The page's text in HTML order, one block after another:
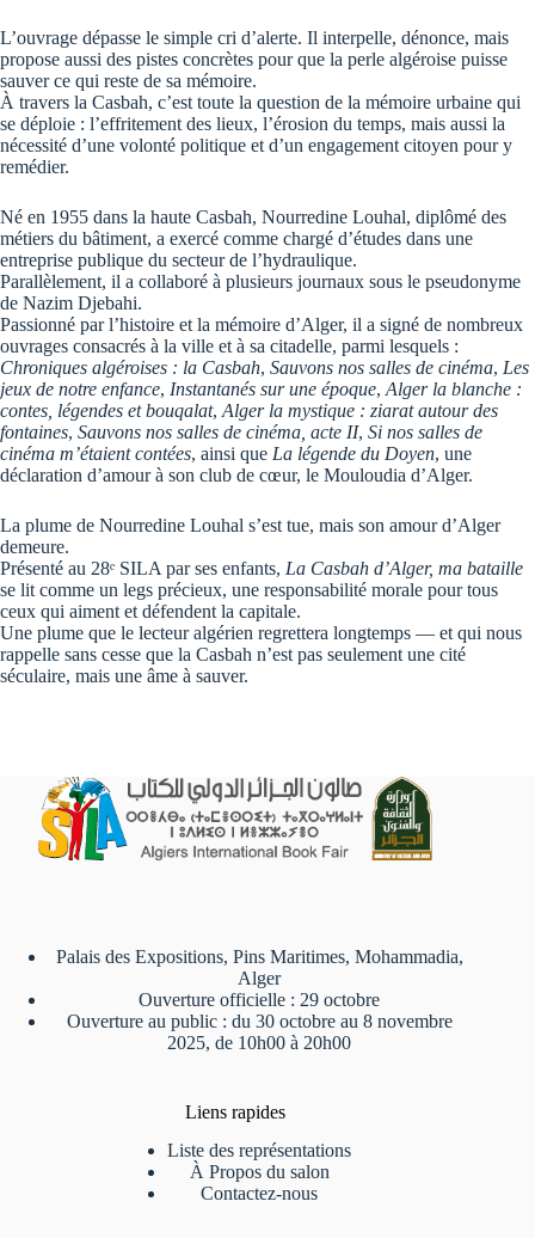
L’ouvrage dépasse le simple cri d’alerte. Il interpelle, dénonce, mais
propose aussi des pistes concrètes pour que la perle algéroise puisse
sauver ce qui reste de sa mémoire.
À travers la Casbah, c’est toute la question de la mémoire urbaine qui
se déploie : l’effritement des lieux, l’érosion du temps, mais aussi la
nécessité d’une volonté politique et d’un engagement citoyen pour y
remédier.
Né en 1955 dans la haute Casbah, Nourredine Louhal, diplômé des
métiers du bâtiment, a exercé comme chargé d’études dans une
entreprise publique du secteur de l’hydraulique.
Parallèlement, il a collaboré à plusieurs journaux sous le pseudonyme
de Nazim Djebahi.
Passionné par l’histoire et la mémoire d’Alger, il a signé de nombreux
ouvrages consacrés à la ville et à sa citadelle, parmi lesquels :
Chroniques algéroises : la Casbah, Sauvons nos salles de cinéma, Les
jeux de notre enfance, Instantanés sur une époque, Alger la blanche :
contes, légendes et bouqalat, Alger la mystique : ziarat autour des
fontaines, Sauvons nos salles de cinéma, acte II, Si nos salles de
cinéma m’étaient contées, ainsi que La légende du Doyen, une
déclaration d’amour à son club de cœur, le Mouloudia d’Alger.
La plume de Nourredine Louhal s’est tue, mais son amour d’Alger
demeure.
Présenté au 28ᵉ SILA par ses enfants, La Casbah d’Alger, ma bataille
se lit comme un legs précieux, une responsabilité morale pour tous
ceux qui aiment et défendent la capitale.
Une plume que le lecteur algérien regrettera longtemps — et qui nous
rappelle sans cesse que la Casbah n’est pas seulement une cité
séculaire, mais une âme à sauver.
Palais des Expositions, Pins Maritimes, Mohammadia,
Alger
Ouverture officielle : 29 octobre
Ouverture au public : du 30 octobre au 8 novembre
2025, de 10h00 à 20h00
Liens rapides
Liste des représentations
À Propos du salon
Contactez-nous